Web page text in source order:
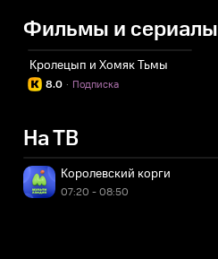
Фильмы и сериалы
Кролецып и Хомяк Тьмы
8.0 Подписка
·
На ТВ
Королевский корги
07:20 - 08:50